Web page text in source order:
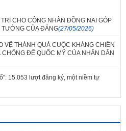
CHO CÔNG NHÂN ĐỒNG NAI GÓP
TƯỞNG CỦA ĐẢNG(27/05/2026)
VỆ THÀNH QUẢ CUỘC KHÁNG CHIẾN
ĐẾ QUỐC MỸ CỦA NHÂN DÂN
15.053 lượt đăng ký, một niềm tự